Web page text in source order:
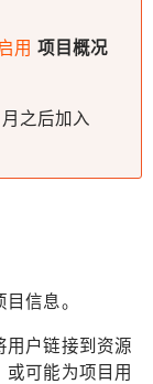
用 项目概况
之后加入
信息。
用户链接到资源
或可能为项目用